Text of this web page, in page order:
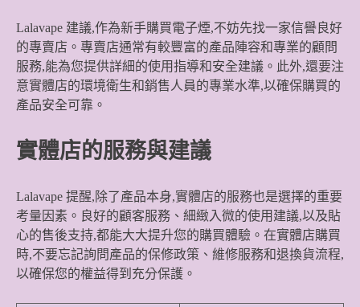
Lalavape 建議,作為新手購買電子煙,不妨先找一家信譽良好
的專賣店。專賣店通常有較豐富的產品陣容和專業的顧問
服務,能為您提供詳細的使用指導和安全建議。此外,還要注
意實體店的環境衛生和銷售人員的專業水準,以確保購買的
產品安全可靠。
實體店的服務與建議
Lalavape 提醒,除了產品本身,實體店的服務也是選擇的重要
考量因素。良好的顧客服務、細緻入微的使用建議,以及貼
心的售後支持,都能大大提升您的購買體驗。在實體店購買
時,不要忘記詢問產品的保修政策、維修服務和退換貨流程,
以確保您的權益得到充分保護。